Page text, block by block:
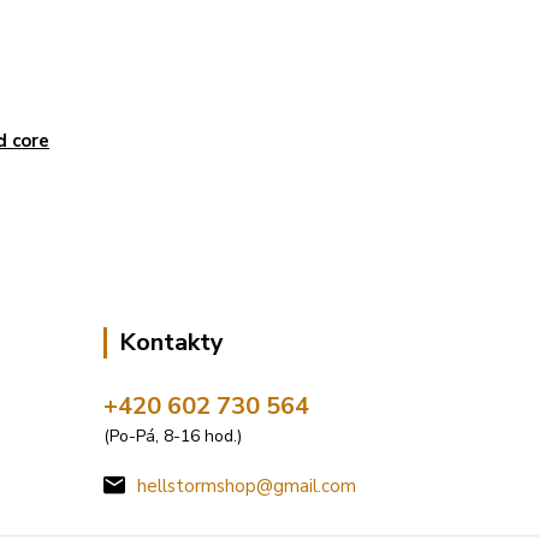
core
Kontakty
+420 602 730 564
(Po-Pá, 8-16 hod.)
hellstormshop@gmail.com